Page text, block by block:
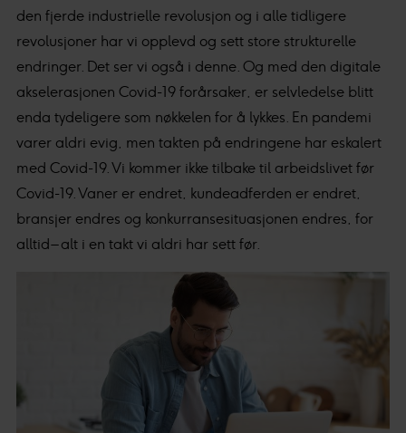
den fjerde industrielle revolusjon og i alle tidligere
revolusjoner har vi opplevd og sett store strukturelle
endringer. Det ser vi også i denne. Og med den digitale
akselerasjonen Covid-19 forårsaker, er selvledelse blitt
enda tydeligere som nøkkelen for å lykkes. En pandemi
varer aldri evig, men takten på endringene har eskalert
med Covid-19. Vi kommer ikke tilbake til arbeidslivet før
Covid-19. Vaner er endret, kundeadferden er endret,
bransjer endres og konkurransesituasjonen endres, for
alltid – alt i en takt vi aldri har sett før.